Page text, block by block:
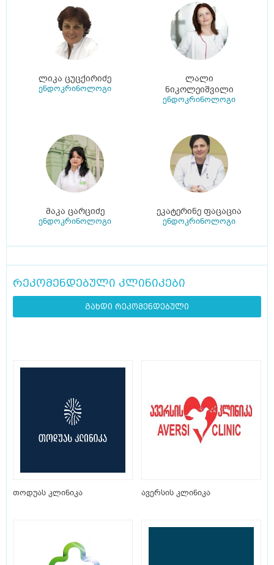
ლიკა ცუცქირიძე
ენდოკრინოლოგი
ლალი
ნიკოლეიშვილი
ენდოკრინოლოგი
მაკა ცარციძე
ენდოკრინოლოგი
ეკატერინე ფაცაცია
ენდოკრინოლოგი
რეკომენდებული კლინიკები
გახდი რეკომენდებული
თოდუას კლინიკა ავერსის კლინიკა